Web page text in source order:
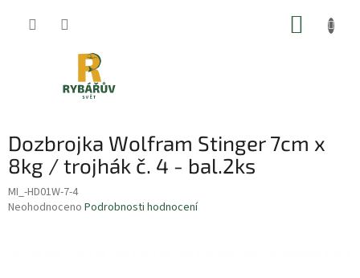
Dozbrojka Wolfram Stinger 7cm x
8kg / trojhák č. 4 - bal.2ks
MI_-HD01W-7-4
Průměrné
Neohodnoceno Podrobnosti hodnocení